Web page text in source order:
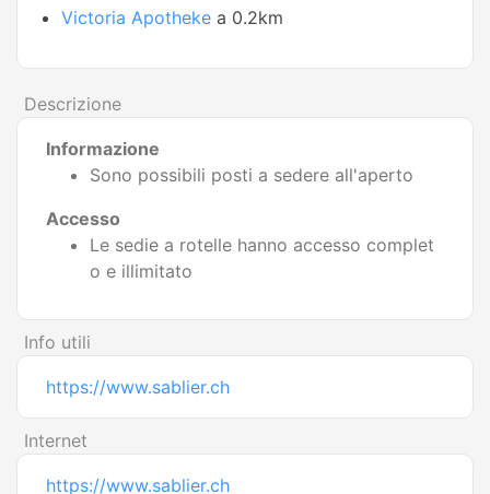
Victoria Apotheke a 0.2km
Descrizione
Informazione
Sono possibili posti a sedere all'aperto
Accesso
Le sedie a rotelle hanno accesso complet
o e illimitato
Info utili
https://www.sablier.ch
Internet
https://www.sablier.ch